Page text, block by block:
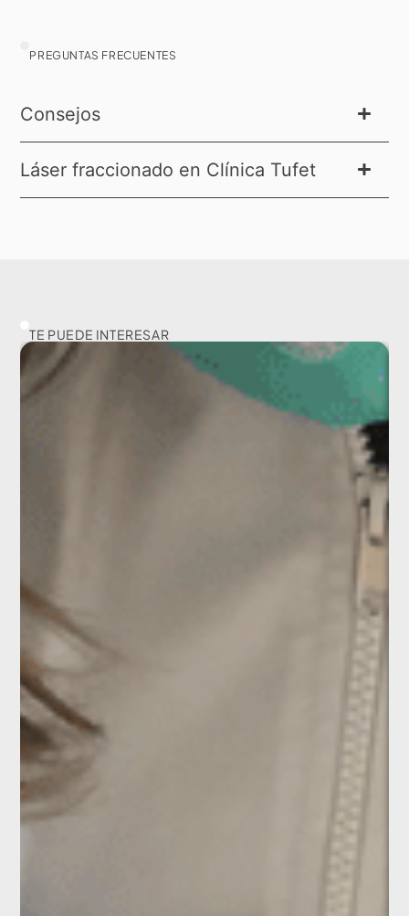
PREGUNTAS FRECUENTES
Consejos
Láser fraccionado en Clínica Tufet
TE PUEDE INTERESAR